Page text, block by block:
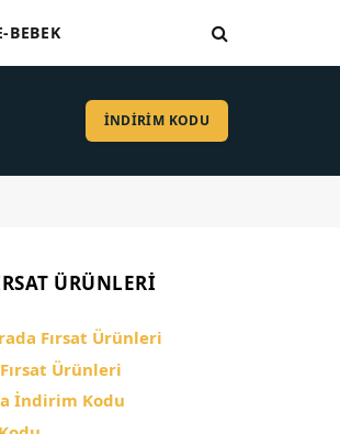
BEBEK
İNDİRİM KODU
ÜRÜNLERI
Fırsat Ürünleri
Ürünleri
İndirim Kodu